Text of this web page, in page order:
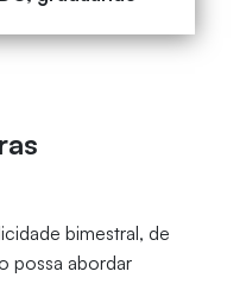
bimestral, de
possa abordar